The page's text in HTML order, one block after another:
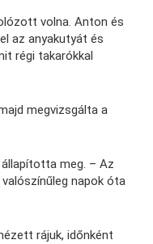
volna. Anton és
az anyakutyát és
régi takarókkal
megvizsgálta a
meg. – Az
valószínűleg napok óta
rájuk, időnként